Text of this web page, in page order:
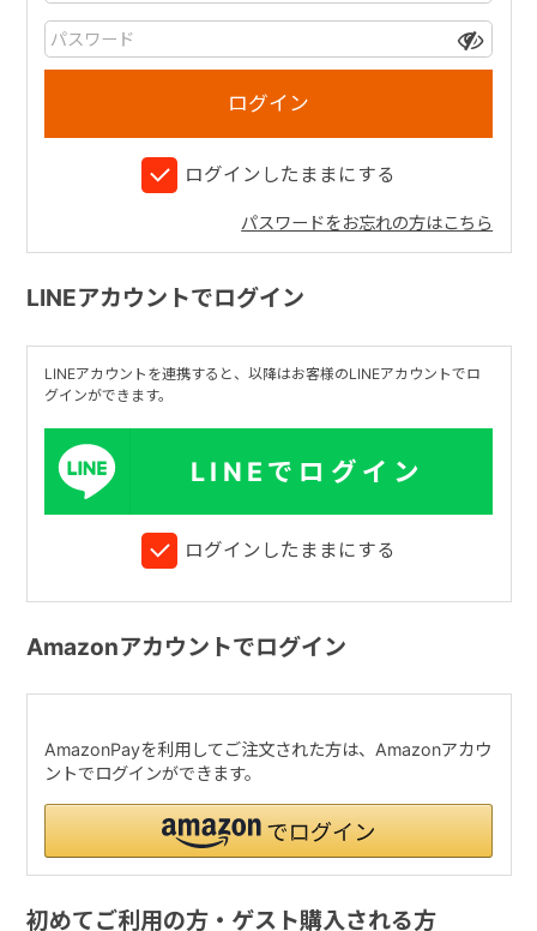
ログインしたままにする
パスワードをお忘れの方はこちら
LINEアカウントでログイン
LINEアカウントを連携すると、以降はお客様のLINEアカウントでロ
グインができます。
LINEでログイン
ログインしたままにする
Amazonアカウントでログイン
AmazonPayを利用してご注文された方は、Amazonアカウ
ントでログインができます。
初めてご利用の方・ゲスト購入される方